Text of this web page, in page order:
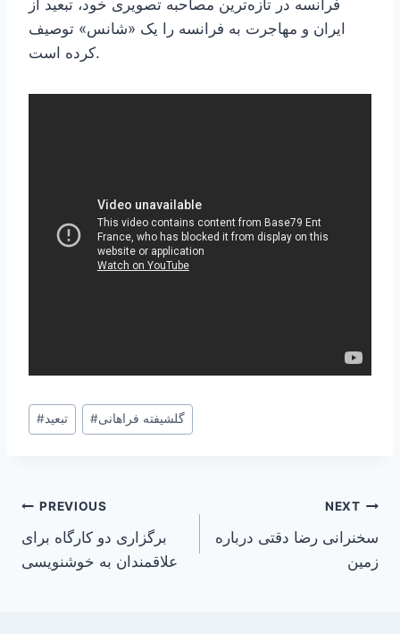
فرانسه در تازه‌ترین مصاحبه تصویری خود، تبعید از
ایران و مهاجرت به فرانسه را یک «شانس» توصیف
کرده است.
Post
Tags:
#تبعید #گلشیفته فراهانی
Post
navigation
PREVIOUS
برگزاری دو کارگاه برای
علاقمندان به خوشنویسی
NEXT
سخنرانی رضا دقتی درباره
زمین